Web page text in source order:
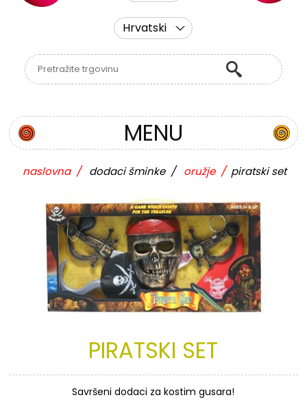
Hrvatski
MENU
naslovna / dodaci šminke / oružje / piratski set
PIRATSKI SET
Savršeni dodaci za kostim gusara!